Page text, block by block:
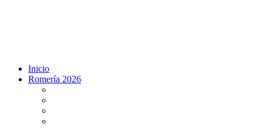
Inicio
Romería 2026